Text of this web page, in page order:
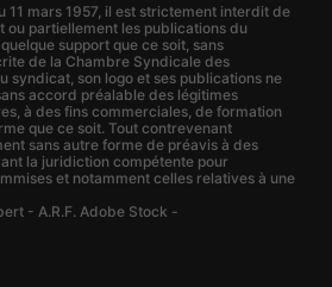
11 mars 1957, il est strictement interdit de
ou partiellement les publications du
support que ce soit, sans
de la Chambre Syndicale des
syndicat, son logo et ses publications ne
accord préalable des légitimes
à des fins commerciales, de formation
que ce soit. Tout contrevenant
sans autre forme de préavis à des
la juridiction compétente pour
et notamment celles relatives à une
- A.R.F. Adobe Stock -